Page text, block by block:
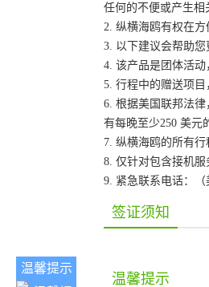
任何的不便或产生
2. 纵横海鸥有权在
3. 以下建议会帮助
4. 该产品是团体活
5. 行程中的赠送项
6. 根据美国联邦法
有每晚至少250 美元
7. 纵横海鸥的所有
8. 仅针对包含接机
9. 紧急联系电话：（
签证须知
温馨提示
温馨提示